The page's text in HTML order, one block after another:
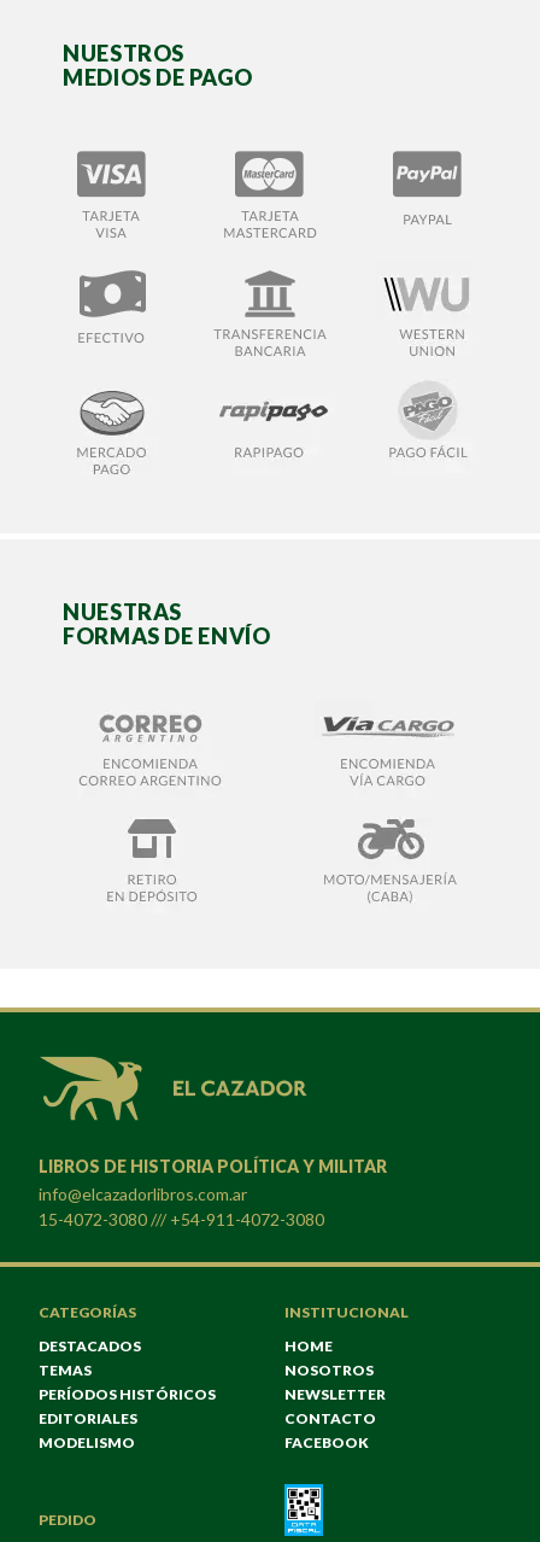
NUESTROS
MEDIOS DE PAGO
NUESTRAS
FORMAS DE ENVÍO
LIBROS DE HISTORIA POLÍTICA Y MILITAR
info@elcazadorlibros.com.ar
15-4072-3080 /// +54-911-4072-3080
CATEGORÍAS
DESTACADOS
TEMAS
PERÍODOS HISTÓRICOS
EDITORIALES
MODELISMO
INSTITUCIONAL
HOME
NOSOTROS
NEWSLETTER
CONTACTO
FACEBOOK
PEDIDO